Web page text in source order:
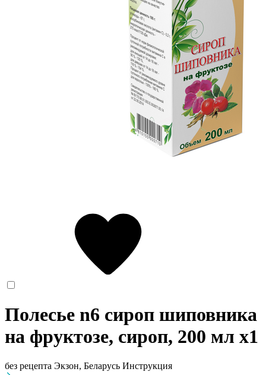
Полесье n6 сироп шиповника
на фруктозе, сироп, 200 мл x1
без рецепта Экзон, Беларусь Инструкция